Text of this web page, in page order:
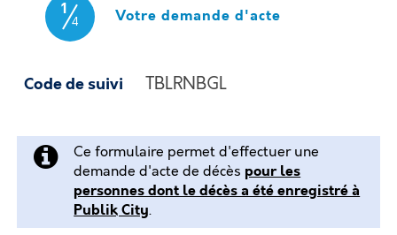
Code de suivi TBLRNBGL
1
4 Votre demande d'acte(étape
Ce formulaire permet d'effectuer une
demande d'acte de décès pour les
personnes dont le décès a été enregistré à
Publik City.